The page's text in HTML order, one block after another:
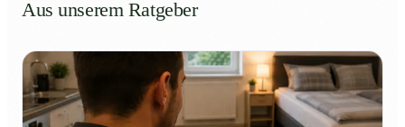
Aus unserem Ratgeber